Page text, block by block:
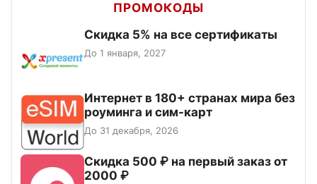
ПРОМОКОДЫ
Скидка 5% на все сертификаты
До 1 января, 2027
Интернет в 180+ странах мира без
роуминга и сим-карт
До 31 декабря, 2026
Скидка 500 ₽ на первый заказ от
2000 ₽